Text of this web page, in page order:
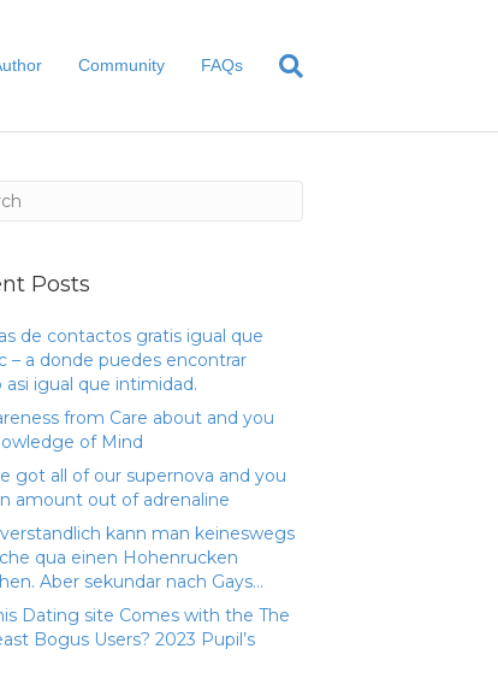
Community FAQs
Posts
de contactos gratis igual que
– a donde puedes encontrar
asi­ igual que intimidad.
from Care about and you
of Mind
got all of our supernova and you
amount out of adrenaline
kann man keineswegs
qua einen Hohenrucken
Aber sekundar nach Gays…
Dating site Comes with the The
Bogus Users? 2023 Pupil’s